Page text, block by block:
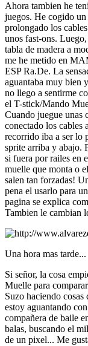
Ahora tambien he
juegos. He cogido
prolongado los
unos fast-ons.
tabla de madera a
me he metido en
ESP Ra.De. La
aguantaba muy bien
no llego a sentirme
el T-stick/Mando
Cuando juegue unas
conectado los cables
recorrido iba a ser lo
sprite arriba y abajo.
si fuera por railes en
muelle que monta o
salen tan forzadas!
pena el usarlo para
pagina se explica
Tambien le cambian
Una hora mas tarde...
Si señor, la cosa
Muelle para
Suzo haciendo
estoy aguantando
compañera de baile
balas, buscando el
de un pixel... Me